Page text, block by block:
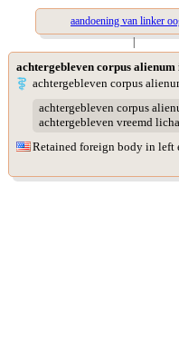
aandoening van linker
|
achtergebleven corpus
achtergebleven corpus
achtergebleven corpus
achtergebleven vreemd
Retained foreign body in left